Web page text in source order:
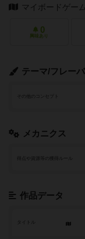
マイボードゲー
0
興味あり
テーマ/フレー
その他のコンセプト
メカニクス
作品データ
タイトル